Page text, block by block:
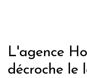
L'agence
décroche le